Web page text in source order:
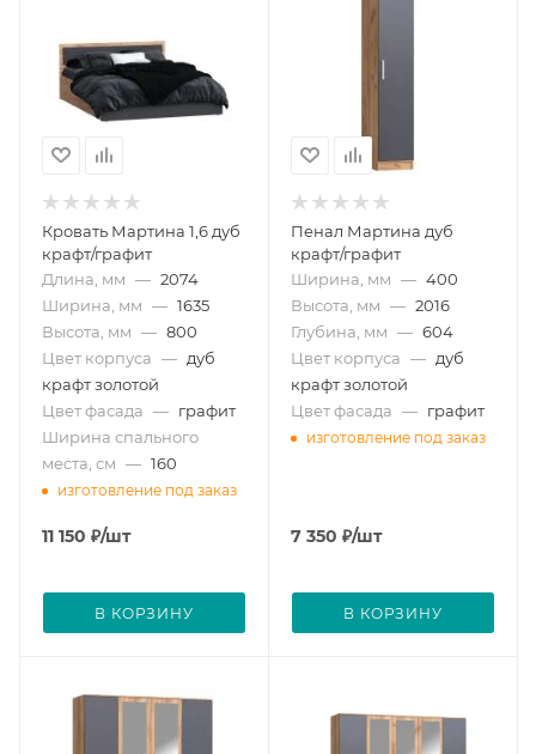
Кровать Мартина 1,6 дуб
крафт/графит
Длина, мм — 2074
Ширина, мм — 1635
Высота, мм — 800
Цвет корпуса — дуб
крафт золотой
Цвет фасада — графит
Ширина спального
места, см — 160
изготовление под заказ
11 150 ₽/шт
В КОРЗИНУ
Пенал Мартина дуб
крафт/графит
Ширина, мм — 400
Высота, мм — 2016
Глубина, мм — 604
Цвет корпуса — дуб
крафт золотой
Цвет фасада — графит
изготовление под заказ
7 350 ₽/шт
В КОРЗИНУ